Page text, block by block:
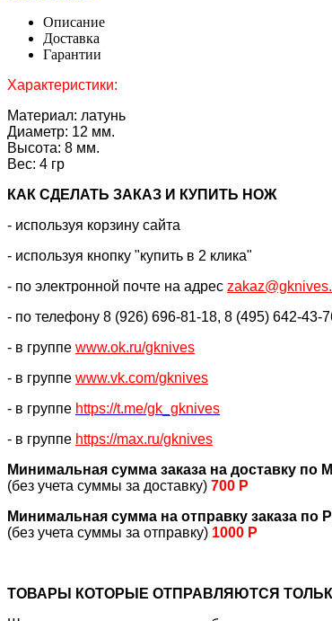
Описание
Доставка
Гарантии
Характеристики:
Материал: латунь
Диаметр: 12 мм.
Высота: 8 мм.
Вес: 4 гр
КАК CДЕЛАТЬ ЗАКАЗ И КУПИТЬ НОЖ
- используя корзину сайта
- используя кнопку "купить в 2 клика"
- по электронной почте на адрес
- по телефону 8 (926) 696-81-18, 8 (495) 642-43-
- в группе www.ok.ru/gknives
- в группе www.vk.com/gknives
- в группе https://t.me/gk_gknives
- в группе https://max.ru/gknives
Минимальная сумма заказа на доставку по
(без учета суммы за доставку) 700 Р
Минимальная сумма на отправку заказа по
(без учета суммы за отправку) 1000 Р
ТОВАРЫ КОТОРЫЕ ОТПРАВЛЯЮТСЯ